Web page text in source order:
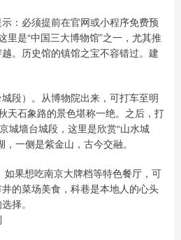
：必须提前在官网或小程序免费预
里是“中国三大博物馆”之一，尤其推
。历史馆的镇馆之宝不容错过。建
段）。从博物院出来，可打车至明
天石象路的景色堪称一绝。之后，打
城墙台城段，这里是欣赏“山水城
一侧是紫金山，古今交融。
果想吃南京大牌档等特色餐厅，可
的菜场美食，科巷是本地人的心头
择。